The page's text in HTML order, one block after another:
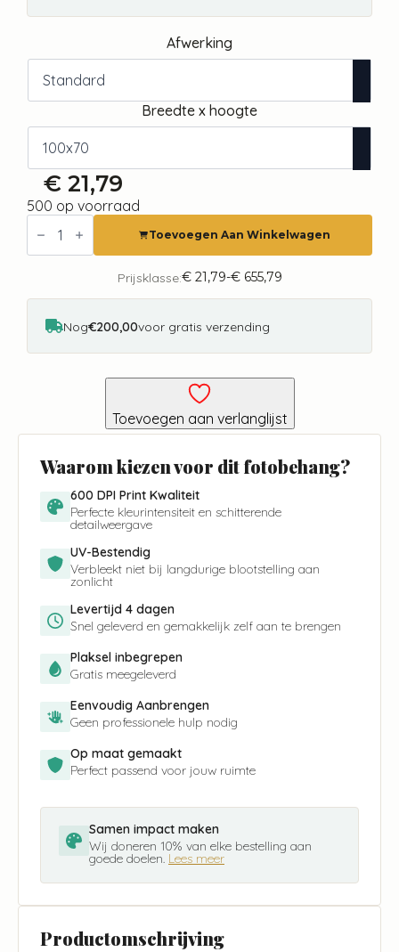
Afwerking
Breedte x hoogte
€ 21,79
500 op voorraad
Fotobehang
Green
Marble
Structure
Toevoegen Aan Winkelwagen
Prijsklasse:€21,79-€655,79
Prijsklasse:
€ 21,79
€ 655,79
Nog€200,00voor gratis verzending
Toevoegen aan verlanglijst
Waarom kiezen voor dit fotobehang?
600 DPI Print Kwaliteit
Perfecte kleurintensiteit en schitterende
detailweergave
UV-Bestendig
Verbleekt niet bij langdurige blootstelling aan
zonlicht
Levertijd 4 dagen
Snel geleverd en gemakkelijk zelf aan te brengen
Plaksel inbegrepen
Gratis meegeleverd
Eenvoudig Aanbrengen
Geen professionele hulp nodig
Op maat gemaakt
Perfect passend voor jouw ruimte
Samen impact maken
Wij doneren 10% van elke bestelling aan
goede doelen. Lees meer
Productomschrijving